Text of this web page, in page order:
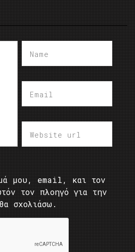
μου, email, και τον
τον πλοηγό για την
σχολιάσω.